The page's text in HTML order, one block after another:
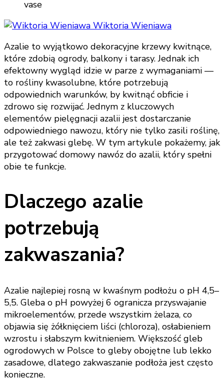
Wiktoria Wieniawa
Azalie to wyjątkowo dekoracyjne krzewy kwitnące,
które zdobią ogrody, balkony i tarasy. Jednak ich
efektowny wygląd idzie w parze z wymaganiami —
to rośliny kwasolubne, które potrzebują
odpowiednich warunków, by kwitnąć obficie i
zdrowo się rozwijać. Jednym z kluczowych
elementów pielęgnacji azalii jest dostarczanie
odpowiedniego nawozu, który nie tylko zasili roślinę,
ale też zakwasi glebę. W tym artykule pokażemy, jak
przygotować domowy nawóz do azalii, który spełni
obie te funkcje.
Dlaczego azalie
potrzebują
zakwaszania?
Azalie najlepiej rosną w kwaśnym podłożu o pH 4,5–
5,5. Gleba o pH powyżej 6 ogranicza przyswajanie
mikroelementów, przede wszystkim żelaza, co
objawia się żółknięciem liści (chloroza), osłabieniem
wzrostu i słabszym kwitnieniem. Większość gleb
ogrodowych w Polsce to gleby obojętne lub lekko
zasadowe, dlatego zakwaszanie podłoża jest często
konieczne.